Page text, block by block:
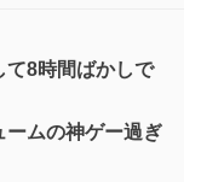
て8時間ばかしで
ームの神ゲー過ぎ